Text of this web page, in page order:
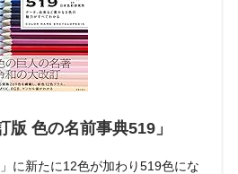
版 色の名前事典519」
に新たに12色が加わり519色にな